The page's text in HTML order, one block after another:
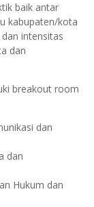
baik antar
kabupaten/kota
intensitas
dan
breakout room
dan
dan
Hukum dan